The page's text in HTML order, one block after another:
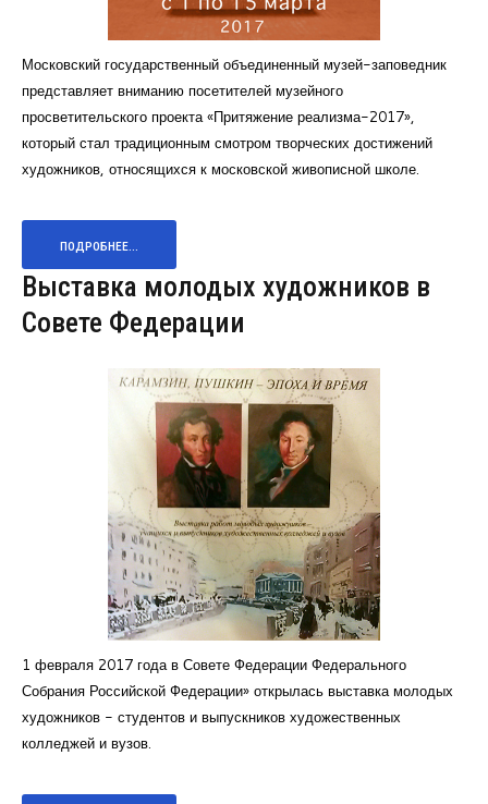
Московский государственный объединенный музей-заповедник
представляет вниманию посетителей музейного
просветительского проекта «Притяжение реализма-2017»,
который стал традиционным смотром творческих достижений
художников, относящихся к московской живописной школе.
ПОДРОБНЕЕ...
Выставка молодых художников в
Совете Федерации
1 февраля 2017 года в Совете Федерации Федерального
Собрания Российской Федерации» открылась выставка молодых
художников - студентов и выпускников художественных
колледжей и вузов.